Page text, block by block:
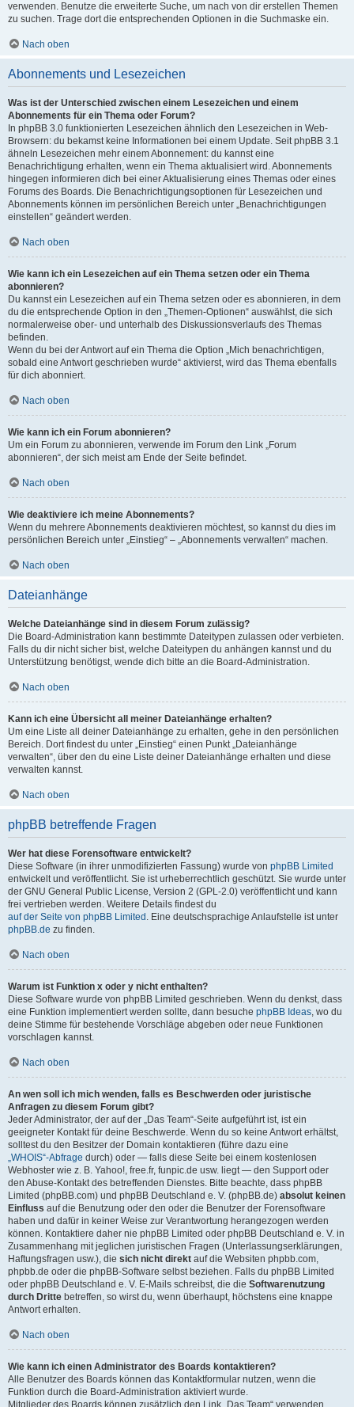
verwenden. Benutze die erweiterte Suche, um nach von dir erstellen Themen
zu suchen. Trage dort die entsprechenden Optionen in die Suchmaske ein.
Nach oben
Abonnements und Lesezeichen
Was ist der Unterschied zwischen einem Lesezeichen und einem
Abonnements für ein Thema oder Forum?
In phpBB 3.0 funktionierten Lesezeichen ähnlich den Lesezeichen in Web-
Browsern: du bekamst keine Informationen bei einem Update. Seit phpBB 3.1
ähneln Lesezeichen mehr einem Abonnement: du kannst eine
Benachrichtigung erhalten, wenn ein Thema aktualisiert wird. Abonnements
hingegen informieren dich bei einer Aktualisierung eines Themas oder eines
Forums des Boards. Die Benachrichtigungsoptionen für Lesezeichen und
Abonnements können im persönlichen Bereich unter „Benachrichtigungen
einstellen“ geändert werden.
Nach oben
Wie kann ich ein Lesezeichen auf ein Thema setzen oder ein Thema
abonnieren?
Du kannst ein Lesezeichen auf ein Thema setzen oder es abonnieren, in dem
du die entsprechende Option in den „Themen-Optionen“ auswählst, die sich
normalerweise ober- und unterhalb des Diskussionsverlaufs des Themas
befinden.
Wenn du bei der Antwort auf ein Thema die Option „Mich benachrichtigen,
sobald eine Antwort geschrieben wurde“ aktivierst, wird das Thema ebenfalls
für dich abonniert.
Nach oben
Wie kann ich ein Forum abonnieren?
Um ein Forum zu abonnieren, verwende im Forum den Link „Forum
abonnieren“, der sich meist am Ende der Seite befindet.
Nach oben
Wie deaktiviere ich meine Abonnements?
Wenn du mehrere Abonnements deaktivieren möchtest, so kannst du dies im
persönlichen Bereich unter „Einstieg“ – „Abonnements verwalten“ machen.
Nach oben
Dateianhänge
Welche Dateianhänge sind in diesem Forum zulässig?
Die Board-Administration kann bestimmte Dateitypen zulassen oder verbieten.
Falls du dir nicht sicher bist, welche Dateitypen du anhängen kannst und du
Unterstützung benötigst, wende dich bitte an die Board-Administration.
Nach oben
Kann ich eine Übersicht all meiner Dateianhänge erhalten?
Um eine Liste all deiner Dateianhänge zu erhalten, gehe in den persönlichen
Bereich. Dort findest du unter „Einstieg“ einen Punkt „Dateianhänge
verwalten“, über den du eine Liste deiner Dateianhänge erhalten und diese
verwalten kannst.
Nach oben
phpBB betreffende Fragen
Wer hat diese Forensoftware entwickelt?
Diese Software (in ihrer unmodifizierten Fassung) wurde von phpBB Limited
entwickelt und veröffentlicht. Sie ist urheberrechtlich geschützt. Sie wurde unter
der GNU General Public License, Version 2 (GPL-2.0) veröffentlicht und kann
frei vertrieben werden. Weitere Details findest du
auf der Seite von phpBB Limited . Eine deutschsprachige Anlaufstelle ist unter
phpBB.de zu finden.
Nach oben
Warum ist Funktion x oder y nicht enthalten?
Diese Software wurde von phpBB Limited geschrieben. Wenn du denkst, dass
eine Funktion implementiert werden sollte, dann besuche phpBB Ideas, wo du
deine Stimme für bestehende Vorschläge abgeben oder neue Funktionen
vorschlagen kannst.
Nach oben
An wen soll ich mich wenden, falls es Beschwerden oder juristische
Anfragen zu diesem Forum gibt?
Jeder Administrator, der auf der „Das Team“-Seite aufgeführt ist, ist ein
geeigneter Kontakt für deine Beschwerde. Wenn du so keine Antwort erhältst,
solltest du den Besitzer der Domain kontaktieren (führe dazu eine
„WHOIS“-Abfrage durch) oder — falls diese Seite bei einem kostenlosen
Webhoster wie z. B. Yahoo!, free.fr, funpic.de usw. liegt — den Support oder
den Abuse-Kontakt des betreffenden Dienstes. Bitte beachte, dass phpBB
Limited (phpBB.com) und phpBB Deutschland e. V. (phpBB.de) absolut keinen
Einfluss auf die Benutzung oder den oder die Benutzer der Forensoftware
haben und dafür in keiner Weise zur Verantwortung herangezogen werden
können. Kontaktiere daher nie phpBB Limited oder phpBB Deutschland e. V. in
Zusammenhang mit jeglichen juristischen Fragen (Unterlassungserklärungen,
Haftungsfragen usw.), die sich nicht direkt auf die Websiten phpbb.com,
phpbb.de oder die phpBB-Software selbst beziehen. Falls du phpBB Limited
oder phpBB Deutschland e. V. E-Mails schreibst, die die Softwarenutzung
durch Dritte betreffen, so wirst du, wenn überhaupt, höchstens eine knappe
Antwort erhalten.
Nach oben
Wie kann ich einen Administrator des Boards kontaktieren?
Alle Benutzer des Boards können das Kontaktformular nutzen, wenn die
Funktion durch die Board-Administration aktiviert wurde.
Mitglieder des Boards können zusätzlich den Link „Das Team“ verwenden.